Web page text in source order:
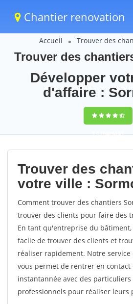
Chantier renovation
Accueil Trouver des
Trouver des
Développer
d'affaire :
9,5(100%)61
votes
Trouver des
votre ville :
Comment trouver des chantiers
trouver des clients pour faire des
En tant qu'entreprise du
facile de trouver des clients et
réaliser rapidement. Notre
vous permet de rentrer en contact
instantannée avec des
professionnels pour réaliser leurs